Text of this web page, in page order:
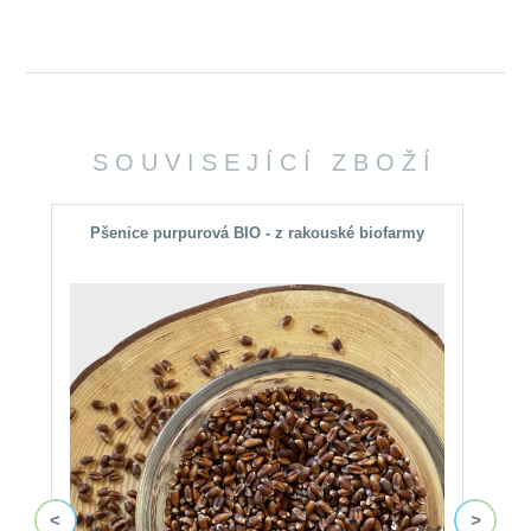
SOUVISEJÍCÍ ZBOŽÍ
Pšenice purpurová BIO - z rakouské biofarmy